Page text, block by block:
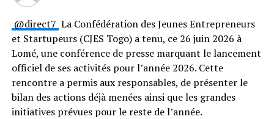
⁨@direct7⁩ La Confédération des Jeunes Entrepreneurs
et Startupeurs (CJES Togo) a tenu, ce 26 juin 2026 à
Lomé, une conférence de presse marquant le lancement
officiel de ses activités pour l’année 2026. Cette
rencontre a permis aux responsables, de présenter le
bilan des actions déjà menées ainsi que les grandes
initiatives prévues pour le reste de l’année.